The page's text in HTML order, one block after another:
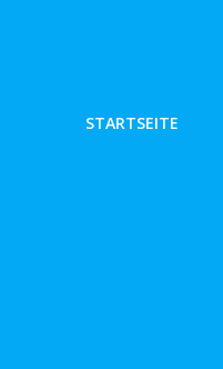
STARTSEITE